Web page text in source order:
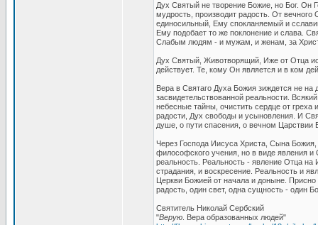
Дух Святый не творение Божие, но Бог. Он
мудрость, производит радость. От
единосильный, Ему спокланяемый и
Ему подобает то же поклонение и слава.
Слабым людям - и мужам, и женам, за
Дух Святый, Животворящий, Иже от Отца
действует. Те, кому Он является и в ком
Вера в Святаго Духа Божия зиждется не на
засвидетельствованной реальности.
небесные тайны, очистить сердце от
радости, Дух свободы и усыновления. И
душе, о пути спасения, о вечном Царствии
Через Господа Иисуса Христа, Сына
философского учения, но в виде явления и
реальность. Реальность - явление Отца
страдания, и воскресение. Реальность и
Церкви Божией от начала и доныне.
радость, один свет, одна сущность - один
Святитель Николай Сербский
"Верую . Вера образованных людей"